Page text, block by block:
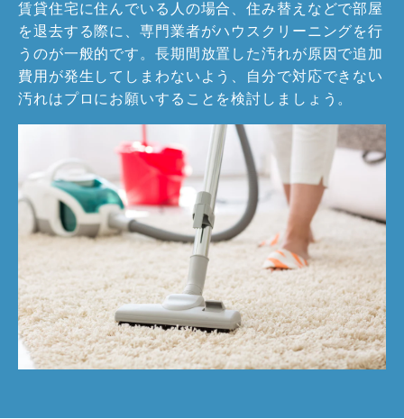
デザイン
テクノロジー（住まいの性能）
建築事例・建築実例
デザイナーズギャラリー
インテリア
住まいづくりガイド
買う
分譲住宅（建売・土地）検索
中古住宅検索
賃貸住宅
賃貸併用住宅
土地活用モデルルーム見学
土地活用実例
法人のお客さま
企業不動産活用（CRE）戦略
社宅建築
戸建て・マンション
ミサワリフォームとは
リフォームメニュー
リフォーム事例
事業用
事業用リノベーション
ホテル・旅館リフォーム
まちづくり
複合開発・投資開発
複合開発事業（ASMACI-アスマチ-）
再開発・官民連携事業
分譲マンション開発事業
収益不動産・投資開発事業
建築再生事業
事業用売買
オーナーサポート
サポートメニュー
住まいるりんぐ（ロングサポート）
アフターメンテナンス
ミサワリフォーム
業・ IR情報
企業・IR
ニュース
MISAWAについて
ミサワホームグループ
展示場・イベント情報
カタログ請求
住まいのご相談
賃貸住宅に住んでいる人の場合、住み替えなどで部屋
を退去する際に、専門業者がハウスクリーニングを行
うのが一般的です。長期間放置した汚れが原因で追加
費用が発生してしまわないよう、自分で対応できない
汚れはプロにお願いすることを検討しましょう。